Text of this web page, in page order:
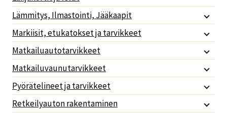
Lämmitys, Ilmastointi, Jääkaapit
Markiisit, etukatokset ja tarvikkeet
Matkailuautotarvikkeet
Matkailuvaunutarvikkeet
Pyörätelineet ja tarvikkeet
Retkeilyauton rakentaminen